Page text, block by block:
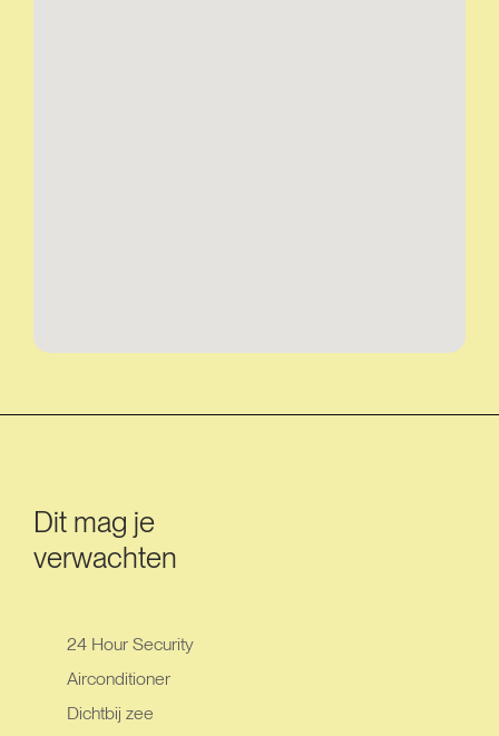
Dit mag je
verwachten
24 Hour Security
Airconditioner
Dichtbij zee